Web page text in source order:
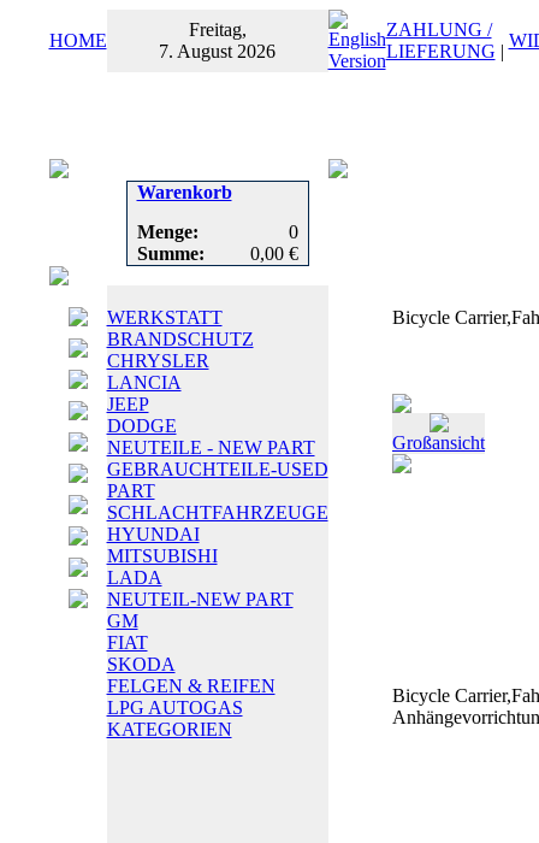
HOME
Freitag,
7. August 2026
ZAHLUNG /
LIEFERUNG |
Warenkorb
Menge:
0
Summe:
0,00 €
WERKSTATT
BRANDSCHUTZ
CHRYSLER
LANCIA
JEEP
DODGE
NEUTEILE - NEW PART
GEBRAUCHTEILE-USED
PART
SCHLACHTFAHRZEUGE
HYUNDAI
MITSUBISHI
LADA
NEUTEIL-NEW PART
GM
FIAT
SKODA
FELGEN & REIFEN
LPG AUTOGAS
KATEGORIEN
Bicycle
Großansicht
Bicycle